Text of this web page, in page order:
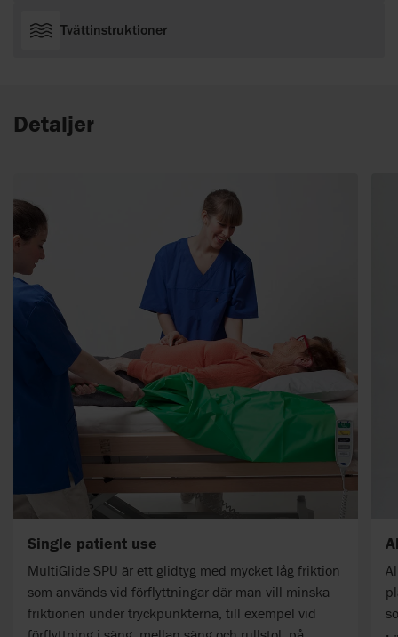
Tvättinstruktioner
Detaljer
Single patient use
MultiGlide SPU är ett glidtyg med mycket låg friktion
som används vid förflyttningar där man vill minska
friktionen under tryckpunkterna, till exempel vid